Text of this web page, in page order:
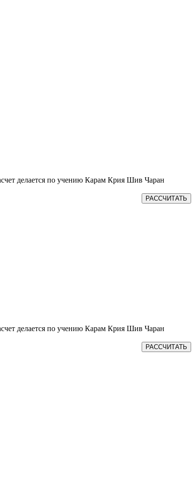
делается по учению Карам Крия Шив Чаран
РАССЧИТАТЬ
делается по учению Карам Крия Шив Чаран
РАССЧИТАТЬ